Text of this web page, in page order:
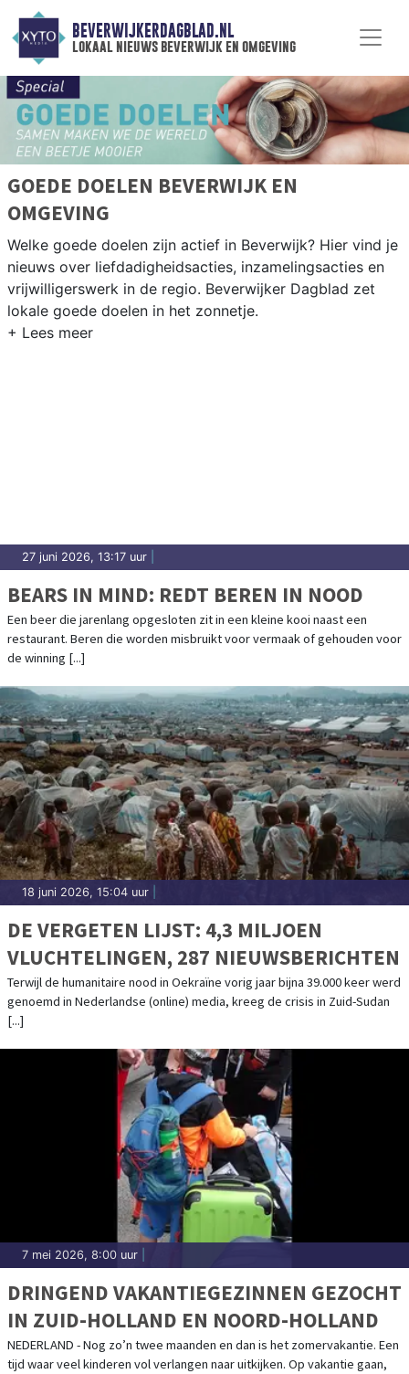
BEVERWIJKERDAGBLAD.NL
lokaal nieuws beverwijk en omgeving
GOEDE DOELEN BEVERWIJK EN
OMGEVING
Welke goede doelen zijn actief in Beverwijk? Hier vind je
nieuws over liefdadigheidsacties, inzamelingsacties en
vrijwilligerswerk in de regio. Beverwijker Dagblad zet
lokale goede doelen in het zonnetje.
27 juni 2026, 13:17 uur
BEARS IN MIND: REDT BEREN IN NOOD
Een beer die jarenlang opgesloten zit in een kleine kooi naast een
restaurant. Beren die worden misbruikt voor vermaak of gehouden voor
de winning [...]
18 juni 2026, 15:04 uur
DE VERGETEN LIJST: 4,3 MILJOEN
VLUCHTELINGEN, 287 NIEUWSBERICHTEN
Terwijl de humanitaire nood in Oekraïne vorig jaar bijna 39.000 keer werd
genoemd in Nederlandse (online) media, kreeg de crisis in Zuid-Sudan
[...]
7 mei 2026, 8:00 uur
DRINGEND VAKANTIEGEZINNEN GEZOCHT
IN ZUID-HOLLAND EN NOORD-HOLLAND
NEDERLAND - Nog zo’n twee maanden en dan is het zomervakantie. Een
tijd waar veel kinderen vol verlangen naar uitkijken. Op vakantie gaan,